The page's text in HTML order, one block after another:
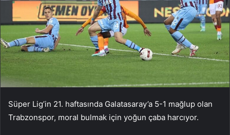
Süper Lig’in 21. haftasında Galatasaray’a 5-1 mağlup olan
Trabzonspor, moral bulmak için yoğun çaba harcıyor.